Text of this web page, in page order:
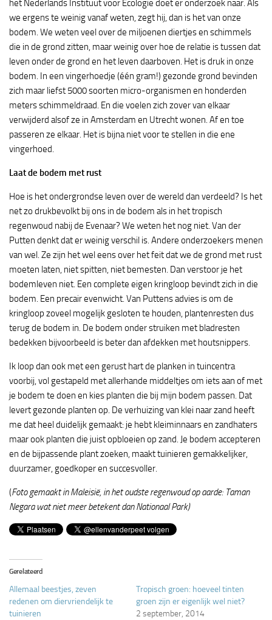
het Nederlands Instituut voor Ecologie doet er onderzoek naar. Als
we ergens te weinig vanaf weten, zegt hij, dan is het van onze
bodem. We weten veel over de miljoenen diertjes en schimmels
die in de grond zitten, maar weinig over hoe de relatie is tussen dat
leven onder de grond en het leven daarboven. Het is druk in onze
bodem. In een vingerhoedje (één gram!) gezonde grond bevinden
zich maar liefst 5000 soorten micro-organismen en honderden
meters schimmeldraad. En die voelen zich zover van elkaar
verwijderd alsof ze in Amsterdam en Utrecht wonen. Af en toe
passeren ze elkaar. Het is bijna niet voor te stellen in die ene
vingerhoed.
Laat de bodem met rust
Hoe is het ondergrondse leven over de wereld dan verdeeld? Is het
net zo drukbevolkt bij ons in de bodem als in het tropisch
regenwoud nabij de Evenaar? We weten het nog niet. Van der
Putten denkt dat er weinig verschil is. Andere onderzoekers menen
van wel. Ze zijn het wel eens over het feit dat we de grond met rust
moeten laten, niet spitten, niet bemesten. Dan verstoor je het
bodemleven niet. Een complete eigen kringloop bevindt zich in die
bodem. Een precair evenwicht. Van Puttens advies is om de
kringloop zoveel mogelijk gesloten te houden, plantenresten dus
terug de bodem in. De bodem onder struiken met bladresten
bedekken bijvoorbeeld is beter dan afdekken met houtsnippers.
Ik loop dan ook met een gerust hart de planken in tuincentra
voorbij, vol gestapeld met allerhande middeltjes om iets aan of met
je bodem te doen en kies planten die bij mijn bodem passen. Dat
levert gezonde planten op. De verhuizing van klei naar zand heeft
me dat heel duidelijk gemaakt: je hebt kleiminnaars en zandhaters
maar ook planten die juist opbloeien op zand. Je bodem accepteren
en de bijpassende plant zoeken, maakt tuinieren gemakkelijker,
duurzamer, goedkoper en succesvoller.
(Foto gemaakt in Maleisië, in het oudste regenwoud op aarde: Taman
Negara wat niet meer betekent dan Nationaal Park)
Gerelateerd
Allemaal beestjes, zeven
redenen om diervriendelijk te
tuinieren
Tropisch groen: hoeveel tinten
groen zijn er eigenlijk wel niet?
2 september, 2014